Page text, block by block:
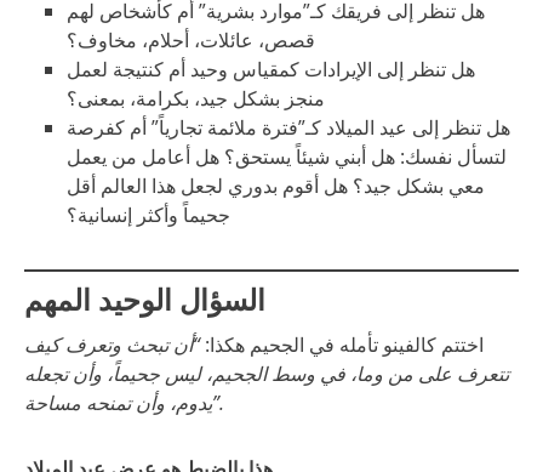
هل تنظر إلى فريقك كـ”موارد بشرية” أم كأشخاص لهم
قصص، عائلات، أحلام، مخاوف؟
هل تنظر إلى الإيرادات كمقياس وحيد أم كنتيجة لعمل
منجز بشكل جيد، بكرامة، بمعنى؟
هل تنظر إلى عيد الميلاد كـ”فترة ملائمة تجارياً” أم كفرصة
لتسأل نفسك: هل أبني شيئاً يستحق؟ هل أعامل من يعمل
معي بشكل جيد؟ هل أقوم بدوري لجعل هذا العالم أقل
جحيماً وأكثر إنسانية؟
السؤال الوحيد المهم
اختتم كالفينو تأمله في الجحيم هكذا:“أن تبحث وتعرف كيف
تتعرف على من وما، في وسط الجحيم، ليس جحيماً، وأن تجعله
يدوم، وأن تمنحه مساحة”.